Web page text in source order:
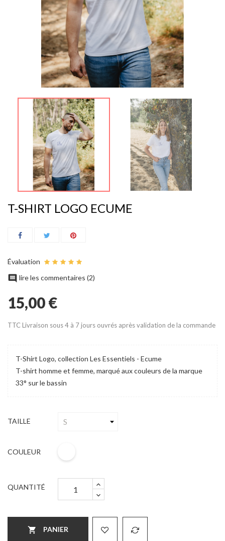
T-SHIRT LOGO ECUME
Évaluation
 lire les commentaires (2)
15,00 €
TTC Livraison sous 4 à 7 jours ouvrés après validation de la commande
T-Shirt Logo, collection Les Essentiels - Ecume
T-shirt homme et femme, marqué aux couleurs de la marque
33° sur le bassin
TAILLE
COULEUR
QUANTITÉ
 PANIER